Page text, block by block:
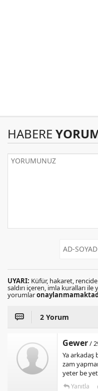
HABERE
UYARI: Küfür, hakaret,
saldırı içeren, imla kuralları ile
yorumlar
2 Yorum
Gewer/
Ya
zam
yeter be
Yanıtla